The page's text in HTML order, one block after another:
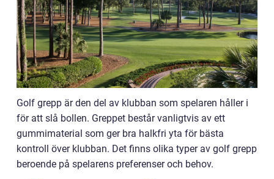
Golf grepp är den del av klubban som spelaren håller i
för att slå bollen. Greppet består vanligtvis av ett
gummimaterial som ger bra halkfri yta för bästa
kontroll över klubban. Det finns olika typer av golf grepp
beroende på spelarens preferenser och behov.